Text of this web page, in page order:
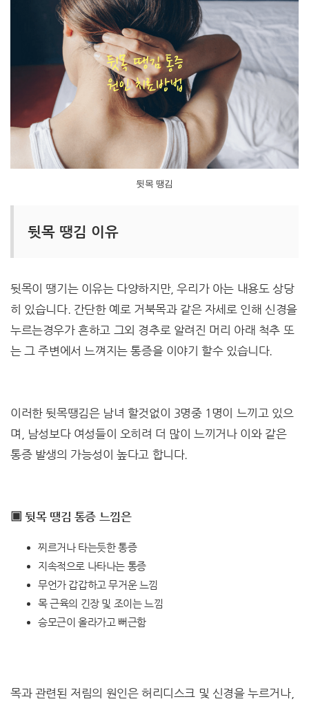
뒷목 땡김
뒷목 땡김 이유
뒷목이 땡기는 이유는 다양하지만, 우리가 아는 내용도 상당
히 있습니다. 간단한 예로 거북목과 같은 자세로 인해 신경을
누르는경우가 흔하고 그외 경추로 알려진 머리 아래 척추 또
는 그 주변에서 느껴지는 통증을 이야기 할수 있습니다.
이러한 뒷목땡김은 남녀 할것없이 3명중 1명이 느끼고 있으
며, 남성보다 여성들이 오히려 더 많이 느끼거나 이와 같은
통증 발생의 가능성이 높다고 합니다.
▣ 뒷목 땡김 통증 느낌은
찌르거나 타는듯한 통증
지속적으로 나타나는 통증
무언가 갑갑하고 무거운 느낌
목 근육의 긴장 및 조이는 느낌
승모근이 올라가고 뻐근함
목과 관련된 저림의 원인은 허리디스크 및 신경을 누르거나,